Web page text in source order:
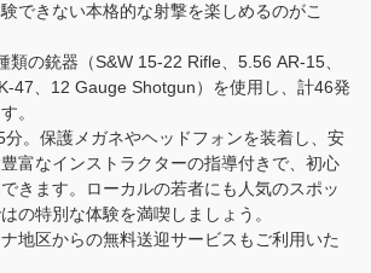
できない本格的な射撃を楽しめるのがこ
類の銃器（S&W 15-22 Rifle、5.56 AR-15、
47、12 Gauge Shotgun）を使用し、計46発
。
。保護メガネやヘッドフォンを装着し、安
富なインストラクターの指導付きで、初心
きます。ローカルの若者にも人気のスポッ
の特別な体験を満喫しましょう。
地区からの無料送迎サービスもご利用いた